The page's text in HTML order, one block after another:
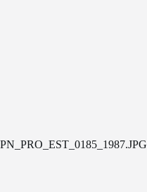
PN_PRO_EST_0185_1987.JPG